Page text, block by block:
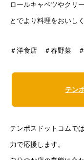
ロールキャベツやクリ
とでより料理をおいし
＃洋食店 ＃春野菜 ＃
テン
テンポスドットコムで
力で応援します。